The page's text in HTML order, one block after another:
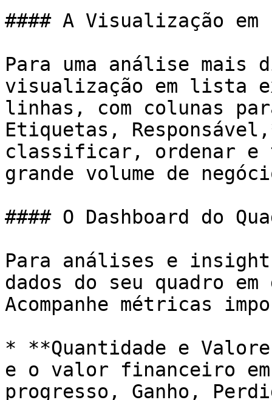
#### A Visualização
Para uma análise
visualização em lista
linhas, com colunas
Etiquetas,
classificar, ordenar e
grande volume de
#### O Dashboard do
Para análises e
dados do seu quadro
Acompanhe métricas
* **Quantidade e
e o valor financeiro em
progresso, Ganho,